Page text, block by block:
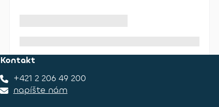
Kontakt
+421 2 206 49 200
napíšte nám